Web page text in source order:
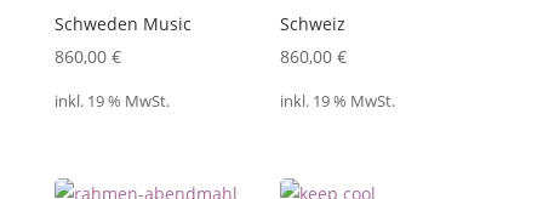
Schweden Music
860,00 €
inkl. 19 % MwSt.
Schweiz
860,00€
inkl. 19 % MwSt.